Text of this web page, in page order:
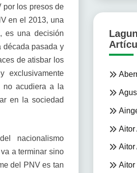
por los presos de
en el 2013, una
es una decisión
década pasada y
de atisbar los
exclusivamente
no acudiera a la
en la sociedad
nacionalismo
a terminar sino
del PNV es tan
Aitor
Aitor
Aitor